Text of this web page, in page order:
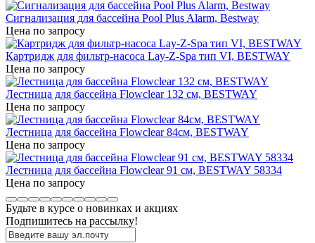
Сигнализация для бассейна Pool Plus Alarm, Bestway
Цена по запросу
Картридж для фильтр-насоса Lay-Z-Spa тип VI, BESTWAY
Цена по запросу
Лестница для бассейна Flowclear 132 см, BESTWAY
Цена по запросу
Лестница для бассейна Flowclear 84см, BESTWAY
Цена по запросу
Лестница для бассейна Flowclear 91 см, BESTWAY 58334
Цена по запросу
Будьте в курсе о новинках и акциях
Подпишитесь на рассылкy!